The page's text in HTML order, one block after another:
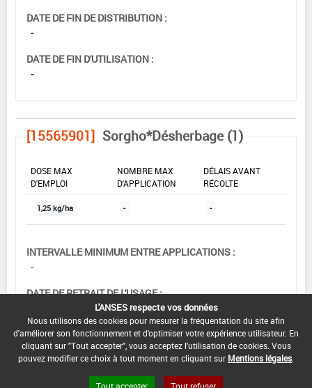
DATE DE FIN DE DISTRIBUTION :
-
DATE DE FIN D'UTILISATION :
-
[15565901] Sorgho*Désherbage (1)
DOSE MAX
D'EMPLOI
NOMBRE MAX
D'APPLICATION
DÉLAIS AVANT
RÉCOLTE
1,25 kg/ha - -
INTERVALLE MINIMUM ENTRE APPLICATIONS :
-
DATE DE RETRAIT DE L'USAGE :
DATE DE FIN DE DISTRIBUTION :
-
DATE DE FIN D'UTILISATION :
L'ANSES respecte vos données
Nous utilisons des cookies pour mesurer la fréquentation du site afin
d'améliorer son fonctionnement et d'optimiser votre expérience utilisateur. En
cliquant sur "Tout accepter", vous acceptez l'utilisation de cookies. Vous
pouvez modifier ce choix à tout moment en cliquant sur Mentions légales